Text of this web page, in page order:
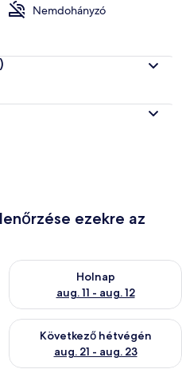
Nemdohányzó
ezekre az
aug. 10 - aug. 11
Holnap
aug. 11 - aug. 12
A holnapi rendelkezésre állás
állás ellenőrzése: aug. 14 -
Következő hétvégén
aug. 21 - aug. 23
A következő hétvégi